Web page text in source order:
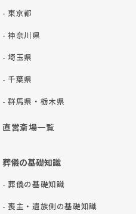
- 東京都
- 神奈川県
- 埼玉県
- 千葉県
- 群⾺県・栃⽊県
直営斎場一覧
葬儀の基礎知識
- 葬儀の基礎知識
- 喪主・遺族側の基礎知識